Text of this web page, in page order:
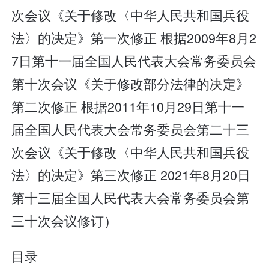
次会议《关于修改〈中华人民共和国兵役
法〉的决定》第一次修正 根据2009年8月2
7日第十一届全国人民代表大会常务委员会
第十次会议《关于修改部分法律的决定》
第二次修正 根据2011年10月29日第十一
届全国人民代表大会常务委员会第二十三
次会议《关于修改〈中华人民共和国兵役
法〉的决定》第三次修正 2021年8月20日
第十三届全国人民代表大会常务委员会第
三十次会议修订）
目录